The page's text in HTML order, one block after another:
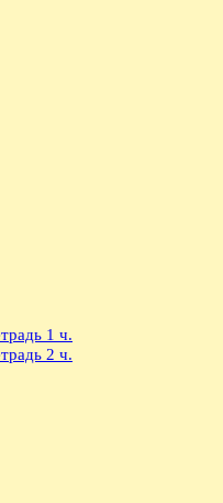
1 ч.
2 ч.